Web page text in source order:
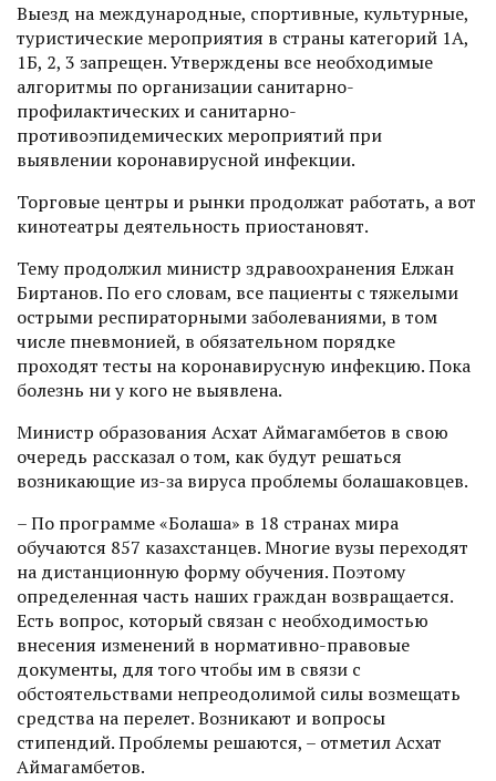
Выезд на международные, спортивные, культурные,
турис­тические мероприятия в страны категорий 1А,
1Б, 2, 3 запрещен. Утверждены все необходимые
алгоритмы по организации санитарно-
профилактических и санитарно-
противоэпидемичес­ких мероприятий при
выявлении коронавирусной инфекции.
Торговые центры и рынки продолжат работать, а вот
кинотеат­ры деятельность приостановят.
Тему продолжил министр здравоохранения Елжан
Биртанов. По его словам, все пациенты с тяжелыми
острыми респираторными заболеваниями, в том
числе пневмонией, в обязательном порядке
проходят тесты на коронавирусную инфекцию. Пока
болезнь ни у кого не выявлена.
Министр образования Асхат Аймагамбетов в свою
очередь рассказал о том, как будут решаться
возникающие из-за вируса проблемы болашаковцев.
– По программе «Болашақ» в 18 странах мира
обучаются 857 казахстанцев. Многие вузы переходят
на дистанционную форму обучения. Поэтому
определенная часть наших граждан возвращается.
Есть вопрос, который связан с необходимостью
внесения изменений в нормативно-правовые
документы, для того чтобы им в связи с
обстоятельствами непреодолимой силы возмещать
средства на перелет. Возникают и вопросы
стипендий. Проблемы решаются, – отметил Асхат
Аймагамбетов.